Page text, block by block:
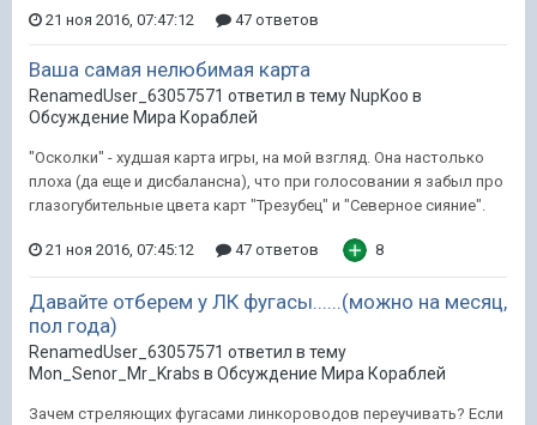
21 ноя 2016, 07:47:12 47 ответов
Ваша самая нелюбимая карта
RenamedUser_63057571 ответил в тему NupKoo в
Обсуждение Мира Кораблей
"Осколки" - худшая карта игры, на мой взгляд. Она настолько
плоха (да еще и дисбалансна), что при голосовании я забыл про
глазогубительные цвета карт "Трезубец" и "Северное сияние".
21 ноя 2016, 07:45:12 47 ответов 8
Давайте отберем у ЛК фугасы......(можно на месяц,
пол года)
RenamedUser_63057571 ответил в тему
Mon_Senor_Mr_Krabs в Обсуждение Мира Кораблей
Зачем стреляющих фугасами линкороводов переучивать? Если